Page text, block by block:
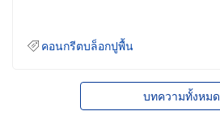
คอนกรีตบล็อกปูพื้น
บทความทั้งหมด